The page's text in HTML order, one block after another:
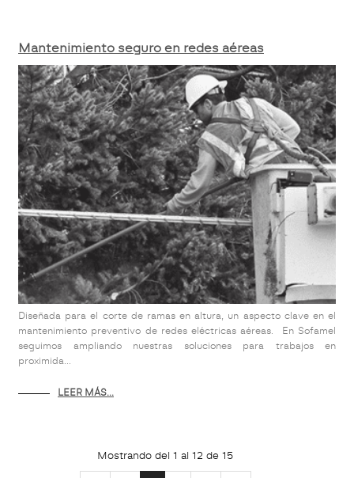
Mantenimiento seguro en redes aéreas
Diseñada para el corte de ramas en altura, un aspecto clave en el
mantenimiento preventivo de redes eléctricas aéreas. En Sofamel
seguimos ampliando nuestras soluciones para trabajos en
proximida...
LEER MÁS...
Mostrando del 1 al 12 de 15